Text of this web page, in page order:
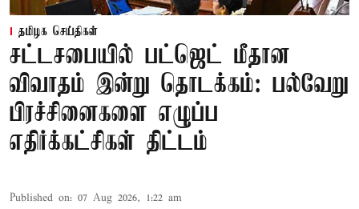
தமிழக செய்திகள்
சட்டசபையில் பட்ஜெட் மீதான
விவாதம் இன்று தொடக்கம்: பல்வேறு
பிரச்சினைகளை எழுப்ப
எதிர்க்கட்சிகள் திட்டம்
Published on: 07 Aug 2026, 1:22 am